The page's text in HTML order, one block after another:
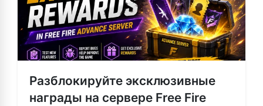
Разблокируйте эксклюзивные
награды на сервере Free Fire